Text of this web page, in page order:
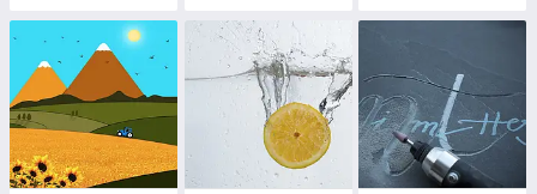
фурнітури
харчування